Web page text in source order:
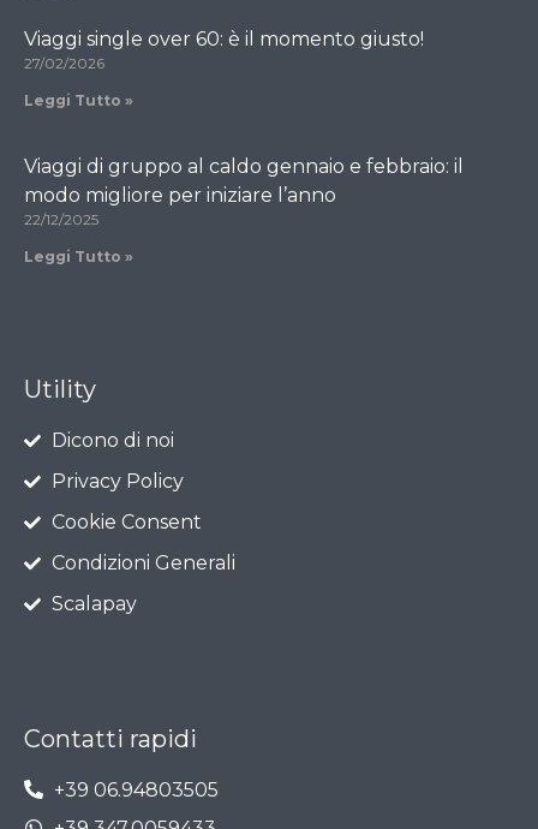
Viaggi single over 60: è il momento giusto!
27/02/2026
Leggi Tutto »
Viaggi di gruppo al caldo gennaio e febbraio: il
modo migliore per iniziare l’anno
22/12/2025
Leggi Tutto »
Utility
Dicono di noi
Privacy Policy
Cookie Consent
Condizioni Generali
Scalapay
Contatti rapidi
+39 06.94803505